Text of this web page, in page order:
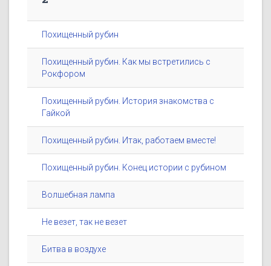
Похищенный рубин
Похищенный рубин. Как мы встретились с
Рокфором
Похищенный рубин. История знакомства с
Гайкой
Похищенный рубин. Итак, работаем вместе!
Похищенный рубин. Конец истории с рубином
Волшебная лампа
Не везет, так не везет
Битва в воздухе